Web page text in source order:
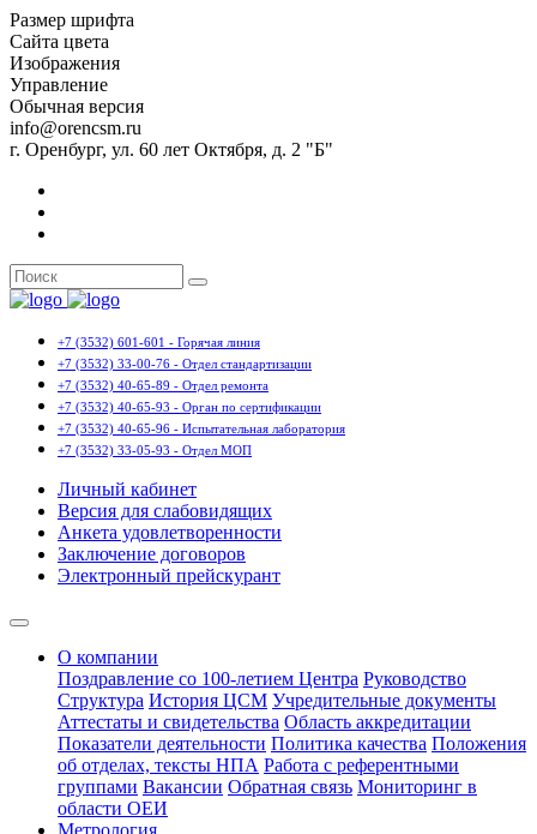
Размер шрифта
Сайта цвета
Изображения
Управление
Обычная версия
info@orencsm.ru
г. Оренбург, ул. 60 лет Октября, д. 2 "Б"
+7 (3532) 601-601 - Горячая линия
+7 (3532) 33-00-76 - Отдел стандартизации
+7 (3532) 40-65-89 - Отдел ремонта
+7 (3532) 40-65-93 - Орган по сертификации
+7 (3532) 40-65-96 - Испытательная лаборатория
+7 (3532) 33-05-93 - Отдел МОП
Личный кабинет
Версия для слабовидящих
Анкета удовлетворенности
Заключение договоров
Электронный прейскурант
О компании
Поздравление со 100-летием Центра Руководство
Структура История ЦСМ Учредительные документы
Аттестаты и свидетельства Область аккредитации
Показатели деятельности Политика качества Положения
об отделах, тексты НПА Работа с референтными
группами Вакансии Обратная связь Мониторинг в
области ОЕИ
Метрология